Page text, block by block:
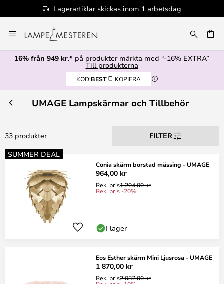
100+ designervarumärken
till
innehållet
16% från 949 kr.* på produkter märkta med “-16% EXTRA”
Till produkterna
KOD:BEST KOPIERA
UMAGE Lampskärmar och Tillbehör
33 produkter
FILTER
SUMMER DEAL
Conia skärm borstad mässing - UMAGE
964,00 kr
Rek. pris1 204,00 kr
Rek. pris -20%
I lager
Eos Esther skärm Mini Ljusrosa - UMAGE
1 870,00 kr
Rek. pris2 087,00 kr